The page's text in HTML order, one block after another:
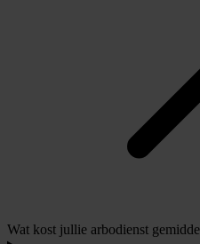
Wat kost jullie arbodienst